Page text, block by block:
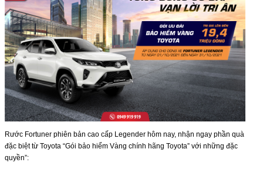
Xe đã qua sử dụng
Rước Fortuner phiên bản cao cấp Legender hôm nay, nhận ngay phần quà
đặc biệt từ Toyota “Gói bảo hiểm Vàng chính hãng Toyota” với những đặc
quyền”: